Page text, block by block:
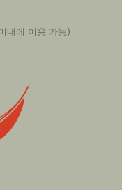
내에 이용 가능)